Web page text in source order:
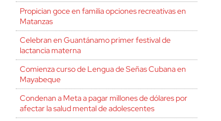
Propician goce en familia opciones recreativas en
Matanzas
Celebran en Guantánamo primer festival de
lactancia materna
Comienza curso de Lengua de Señas Cubana en
Mayabeque
Condenan a Meta a pagar millones de dólares por
afectar la salud mental de adolescentes